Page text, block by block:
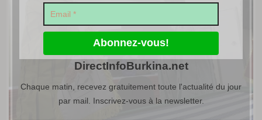
DirectInfoBurkina.net
Chaque matin, recevez gratuitement toute l'actualité du jour
par mail. Inscrivez-vous à la newsletter.